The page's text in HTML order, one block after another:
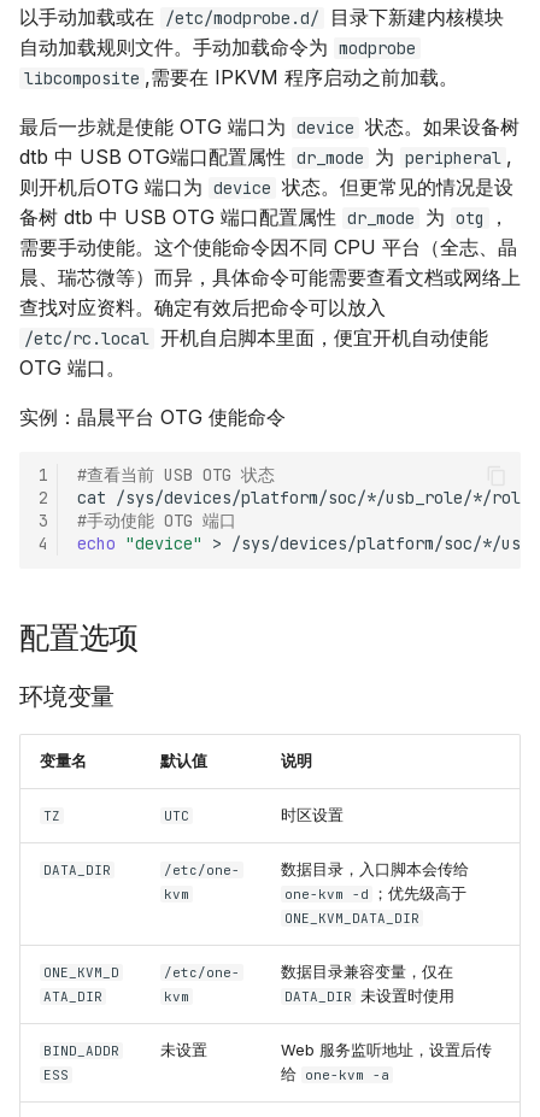
以手动加载或在
/etc/modprobe.d/
目录下新建内核模块
自动加载规则文件。手动加载命令为 modprobe
libcomposite ,需要在 IPKVM 程序启动之前加载。
最后一步就是使能 OTG 端口为 device 状态。如果设备树
dtb 中 USB OTG端口配置属性 dr_mode 为 peripheral ,
则开机后OTG 端口为 device 状态。但更常见的情况是设
备树 dtb 中 USB OTG 端口配置属性 dr_mode 为 otg
，
需要手动使能。这个使能命令因不同 CPU 平台（全志、晶
晨、瑞芯微等）而异，具体命令可能需要查看文档或网络上
查找对应资料。确定有效后把命令可以放入
/etc/rc.local 开机自启脚本里面，便宜开机自动使能
OTG 端口。
实例：晶晨平台 OTG 使能命令
1
2
3
4
#查看当前 USB OTG 状态
cat
#手动使能 OTG 端口
echo "device" >
配置选项
环境变量
变量名 默认值 说明
TZ UTC 时区设置
DATA_DIR
/etc/one-
kvm
数据目录，入口脚本会传给
one-kvm -d ；优先级高于
ONE_KVM_DATA_DIR
ONE_KVM_D
ATA_DIR
/etc/one-
kvm
数据目录兼容变量，仅在
DATA_DIR 未设置时使用
BIND_ADDR
ESS
未设置
Web 服务监听地址，设置后传
给 one-kvm -a